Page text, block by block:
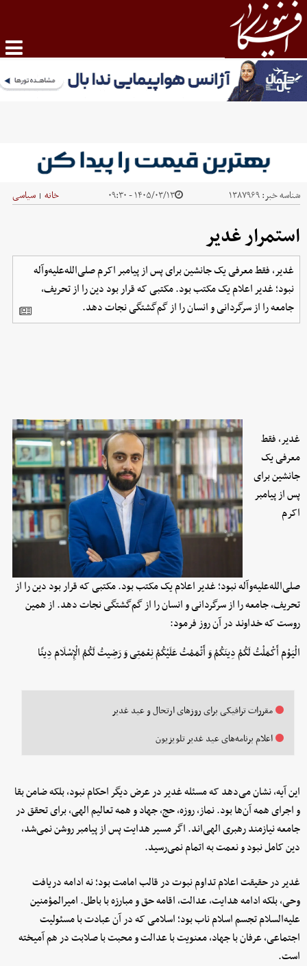
شناسه خبر:۱۳۸۷۹۶۹ ۱۴۰۵/۰۳/۱۳ - ۰۹:۳۰ خانه | سیاسی
استمرار غدیر
غدیر، فقط معرفی یک جانشین برای پس از پیامبر اکرم صلی‌الله‌علیه‌وآله
نبود؛ غدیر اعلام یک مکتب بود. مکتبی که قرار بود دین را از تحریف،
جامعه را از سرگردانی و انسان را از گم‌گشتگی نجات دهد.
غدیر، فقط
معرفی یک
جانشین برای
پس از پیامبر
اکرم
صلی‌الله‌علیه‌وآله نبود؛ غدیر اعلام یک مکتب بود. مکتبی که قرار بود دین را از
تحریف، جامعه را از سرگردانی و انسان را از گم‌گشتگی نجات دهد. از همین
روست که خداوند در آن روز فرمود:
الْیَوْمَ أَکْمَلْتُ لَکُمْ دِینَکُمْ وَ أَتْمَمْتُ عَلَیْکُمْ نِعْمَتِی وَ رَضِیتُ لَکُمُ الْإِسْلَامَ دِینًا
مقررات ترافیکی برای روزهای ارتحال و عید غدیر
اعلام برنامه‌های عید غدیر تلویزیون
این آیه، نشان می‌دهد که مسئله غدیر در عرض دیگر احکام نبود، بلکه ضامن بقا
و اجرای همه آن‌ها بود. نماز، روزه، حج، جهاد و همه تعالیم الهی، برای تحقق در
جامعه نیازمند رهبری الهی‌اند. اگر مسیر هدایت پس از پیامبر روشن نمی‌شد،
دین کامل نبود و نعمت به اتمام نمی‌رسید.
غدیر در حقیقت اعلام تداوم نبوت در قالب امامت بود؛ نه ادامه دریافت
وحی، بلکه ادامه هدایت، عدالت، اقامه حق و مبارزه با باطل. امیرالمؤمنین
علیه‌السلام تجسم اسلام ناب بود؛ اسلامی که در آن عبادت با مسئولیت
اجتماعی، عرفان با جهاد، معنویت با عدالت و محبت با صلابت در هم آمیخته
است.